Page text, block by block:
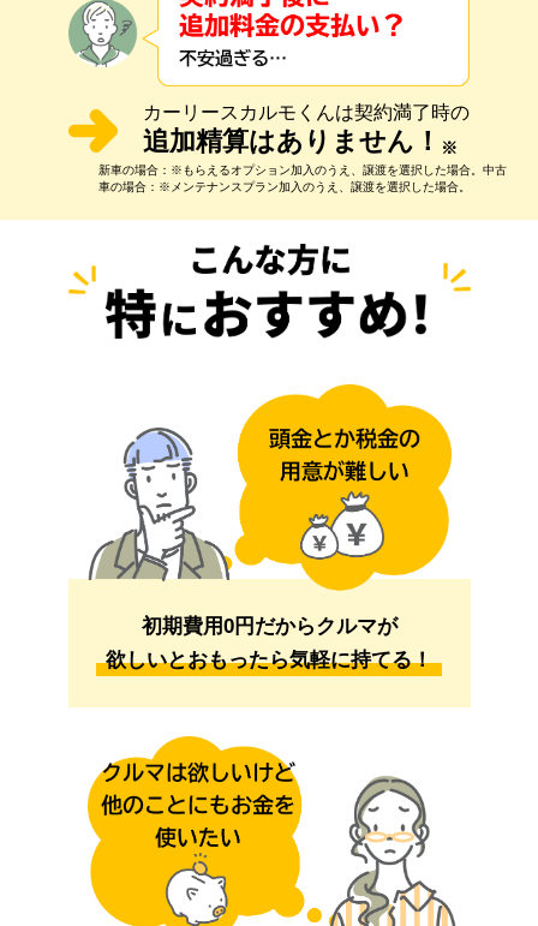
カーリースカルモくんは契約満了時の
追加精算はありません！ ※
新車の場合：※もらえるオプション加入のうえ、譲渡を選択した場合。中古
車の場合：※メンテナンスプラン加入のうえ、譲渡を選択した場合。
初期費用0円だからクルマが
欲しいとおもったら気軽に持てる！